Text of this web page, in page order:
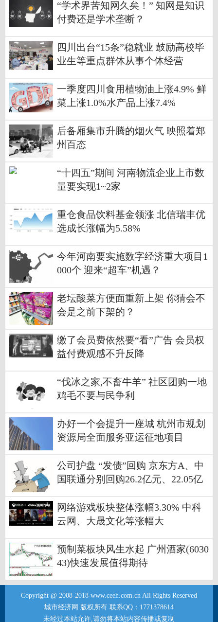
“学术界苦知网久矣！” 知网是知识
付费还是学术垄断？
四川出台“15条”稳就业 鼓励高校毕
业生等重点群体从事个体经营
一季度四川食用植物油上涨4.9% 鲜
菜上涨1.0%水产品上涨7.4%
后备厢集市升腾的烟火气 映照着郑
州百态
“十四五”期间 河南物流企业上市数
量要实现1~2家
重仓食品饮料基金领涨 北信瑞丰优
选成长涨幅为5.58%
今年河南要实施数字经济重大项目1
000个 迎来“超车”机遇？
老坛酸菜方便面重新上架 你猜会不
会是之前下架的？
缴了会员费依然要“看”广告 会员权
益付费观感不升反降
“伐冰之家,不畜牛羊” 社区团购一地
鸡毛不要与民争利
办好一个会提升一座城 杭州市规划
资源局全面服务亚运征地项目
公司护盘 “发债”回购 京东方A、中
国联通分别回购26.2亿元、22.05亿
网络游戏板块整体涨幅3.30% 中科
云网、大晟文化等涨幅大
预制菜板块风生水起 广州酒家(6030
43)快速发展值得期待
Copyright @ 2008-2018 www.ceeh.com.cn All Rights Reserved
城市经济网 版权所有 联系QQ：1771378614
未经过本站允许,请勿将本站内容传播或复制